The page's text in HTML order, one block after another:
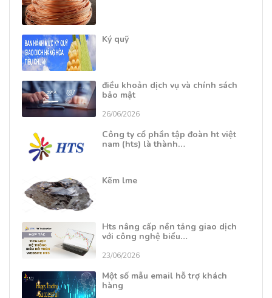
Ký quỹ
điều khoản dịch vụ và chính sách
bảo mật
26/06/2026
Công ty cổ phần tập đoàn ht việt
nam (hts) là thành…
Kẽm lme
Hts nâng cấp nền tảng giao dịch
với công nghệ biểu…
23/06/2026
Một số mẫu email hỗ trợ khách
hàng